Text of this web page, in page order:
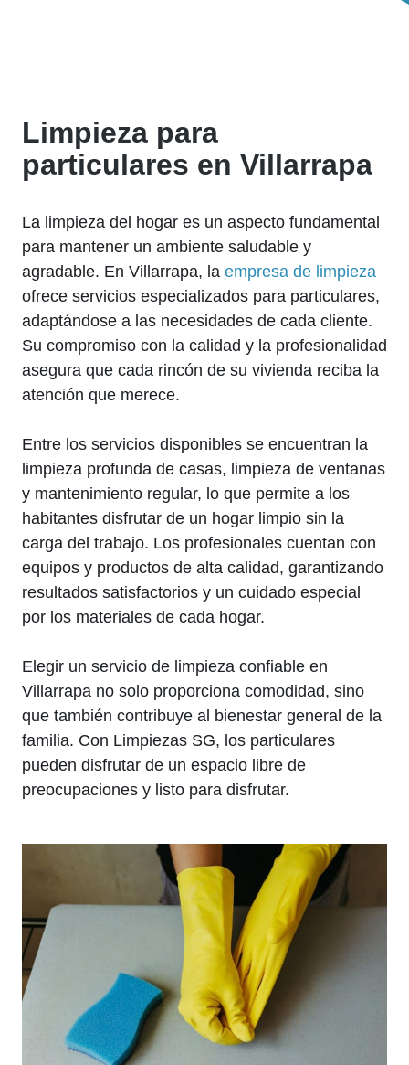
Limpieza para
particulares en Villarrapa
La limpieza del hogar es un aspecto fundamental
para mantener un ambiente saludable y
agradable. En Villarrapa, la empresa de limpieza
ofrece servicios especializados para particulares,
adaptándose a las necesidades de cada cliente.
Su compromiso con la calidad y la profesionalidad
asegura que cada rincón de su vivienda reciba la
atención que merece.
Entre los servicios disponibles se encuentran la
limpieza profunda de casas, limpieza de ventanas
y mantenimiento regular, lo que permite a los
habitantes disfrutar de un hogar limpio sin la
carga del trabajo. Los profesionales cuentan con
equipos y productos de alta calidad, garantizando
resultados satisfactorios y un cuidado especial
por los materiales de cada hogar.
Elegir un servicio de limpieza confiable en
Villarrapa no solo proporciona comodidad, sino
que también contribuye al bienestar general de la
familia. Con Limpiezas SG, los particulares
pueden disfrutar de un espacio libre de
preocupaciones y listo para disfrutar.